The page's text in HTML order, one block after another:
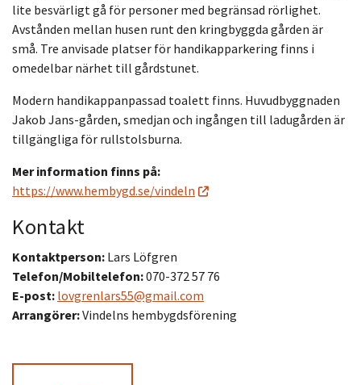
lite besvärligt gå för personer med begränsad rörlighet.
Avstånden mellan husen runt den kringbyggda gården är
små. Tre anvisade platser för handikapparkering finns i
omedelbar närhet till gårdstunet.
Modern handikappanpassad toalett finns. Huvudbyggnaden
Jakob Jans-gården, smedjan och ingången till ladugården är
tillgängliga för rullstolsburna.
Mer information finns på:
https://www.hembygd.se/vindeln
Kontakt
Kontaktperson: Lars Löfgren
Telefon/Mobiltelefon:070-372 57 76
E-post: lovgrenlars55@gmail.com
Arrangörer:Vindelns hembygdsförening